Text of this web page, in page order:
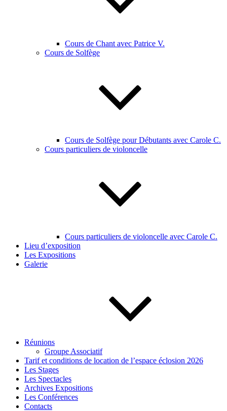
Cours de Chant avec Patrice V.
Cours de Solfège
Cours de Solfège pour Débutants avec Carole C.
Cours particuliers de violoncelle
Cours particuliers de violoncelle avec Carole C.
Lieu d’exposition
Les Expositions
Galerie
Réunions
Groupe Associatif
Tarif et conditions de location de l’espace éclosion 2026
Les Stages
Les Spectacles
Archives Expositions
Les Conférences
Contacts